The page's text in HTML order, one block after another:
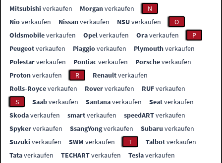
Mitsubishi verkaufen Morganverkaufen
N
Nioverkaufen Nissanverkaufen NSUverkaufen
O
Oldsmobileverkaufen Opelverkaufen Oraverkaufen
P
Peugeotverkaufen Piaggioverkaufen Plymouthverkaufen
Polestarverkaufen Pontiac verkaufen Porscheverkaufen
Protonverkaufen R Renaultverkaufen
Rolls-Royceverkaufen Roververkaufen RUFverkaufen
S
Saabverkaufen Santanaverkaufen Seatverkaufen
Skodaverkaufen smartverkaufen speedARTverkaufen
Spykerverkaufen SsangYongverkaufen Subaru verkaufen
Suzuki verkaufen SWM verkaufen T Talbotverkaufen
Tataverkaufen TECHARTverkaufen Teslaverkaufen